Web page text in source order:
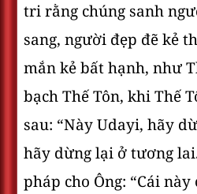
tri rằng chúng sanh
sang, người đẹp đẽ kẻ
mắn kẻ bất hạnh, như
bạch Thế Tôn, khi Thế
sau: “Này Udayi, hãy
hãy dừng lại ở tương
pháp cho Ông: “Cái